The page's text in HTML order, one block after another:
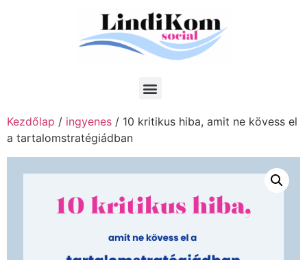
Kezdőlap / ingyenes / 10 kritikus hiba, amit ne kövess el
a tartalomstratégiádban